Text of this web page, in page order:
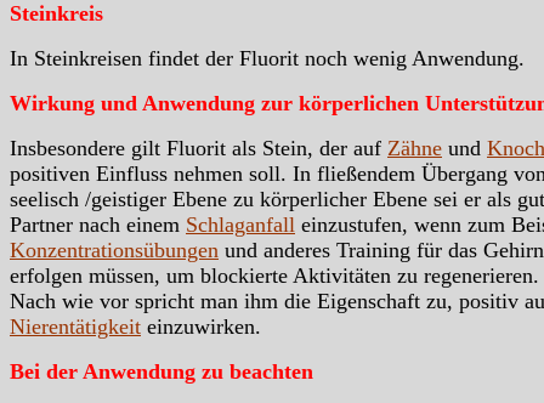
Steinkreis
In Steinkreisen findet der Fluorit noch wenig Anwendung.
Wirkung und Anwendung zur körperlichen
Insbesondere gilt Fluorit als Stein, der auf Zähne und
positiven Einfluss nehmen soll. In fließendem Übergang
seelisch /geistiger Ebene zu körperlicher Ebene sei er als
Partner nach einem Schlaganfall einzustufen, wenn zum
Konzentrationsübungen und anderes Training für das Gehirn
erfolgen müssen, um blockierte Aktivitäten zu regenerieren.
Nach wie vor spricht man ihm die Eigenschaft zu, positiv
Nierentätigkeit einzuwirken.
Bei der Anwendung zu beachten